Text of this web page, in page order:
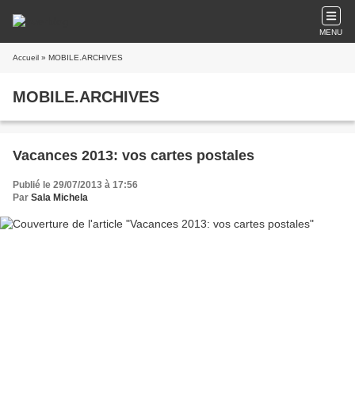
MENU
Accueil » MOBILE.ARCHIVES
MOBILE.ARCHIVES
Vacances 2013: vos cartes postales
Publié le 29/07/2013 à 17:56
Par Sala Michela